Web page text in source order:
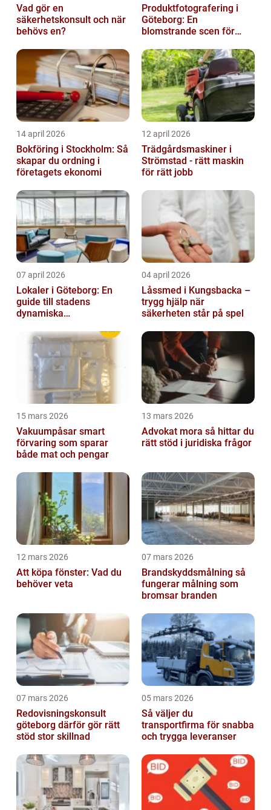
Vad gör en
säkerhetskonsult och när
behövs en?
Produktfotografering i
Göteborg: En
blomstrande scen för
14 april 2026
Bokföring i Stockholm: Så
skapar du ordning i
företagets ekonomi
12 april 2026
Trädgårdsmaskiner i
Strömstad - rätt maskin
för rätt jobb
07 april 2026
Lokaler i Göteborg: En
guide till stadens
dynamiska
04 april 2026
Låssmed i Kungsbacka –
trygg hjälp när
säkerheten står på spel
15 mars 2026
Vakuumpåsar smart
förvaring som sparar
både mat och pengar
13 mars 2026
Advokat mora så hittar du
rätt stöd i juridiska frågor
12 mars 2026
Att köpa fönster: Vad du
behöver veta
07 mars 2026
Brandskyddsmålning så
fungerar målning som
bromsar branden
07 mars 2026
Redovisningskonsult
göteborg därför gör rätt
stöd stor skillnad
05 mars 2026
Så väljer du
transportfirma för snabba
och trygga leveranser